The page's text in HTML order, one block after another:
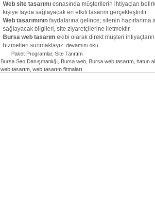
Web site tasarımı esnasında müşterilerin ihtiyaçları
kişiye fayda sağlayacak en etkili tasarım gerçekleştirilir.
Web tasarımının faydalarına gelince; sitenin hazırlanma
sağlayacak bilgileri, site ziyaretçilerine iletmektir.
Bursa web tasarım ekibi olarak direkt müşteri
hizmetleri sunmaktayız. devamını oku…
Paket Programlar, Site Tanıtım
Bursa Seo Danışmanlığı
Bursa web Bursa web tasarım hatun
web tasarım web tasarım firmaları